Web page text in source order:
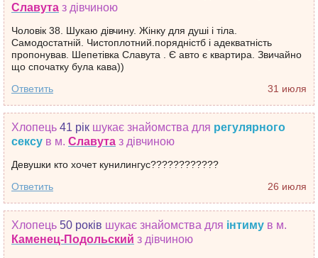
Славута з дівчиною
Чоловік 38. Шукаю дівчину. Жінку для душі і тіла.
Самодостатній. Чистоплотний.порядністб і адекватність
пропонував. Шепетівка Славута . Є авто є квартира. Звичайно
що спочатку була кава))
31 июля
Ответить
Хлопець 41 рік шукає знайомства для регулярного
сексу в м. Славута з дівчиною
Девушки кто хочет кунилингус????????????
26 июля
Ответить
Хлопець 50 років шукає знайомства для інтиму в м.
Каменец-Подольский з дівчиною